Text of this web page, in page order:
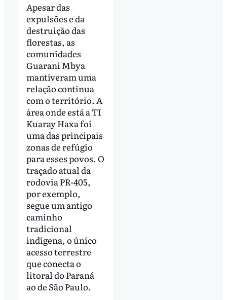
Apesar das
expulsões e da
destruição das
florestas, as
comunidades
Guarani Mbya
mantiveram uma
relação contínua
com o território. A
área onde está a TI
Kuaray Haxa foi
uma das principais
zonas de refúgio
para esses povos. O
traçado atual da
rodovia PR-405,
por exemplo,
segue um antigo
caminho
tradicional
indígena, o único
acesso terrestre
que conecta o
litoral do Paraná
ao de São Paulo.